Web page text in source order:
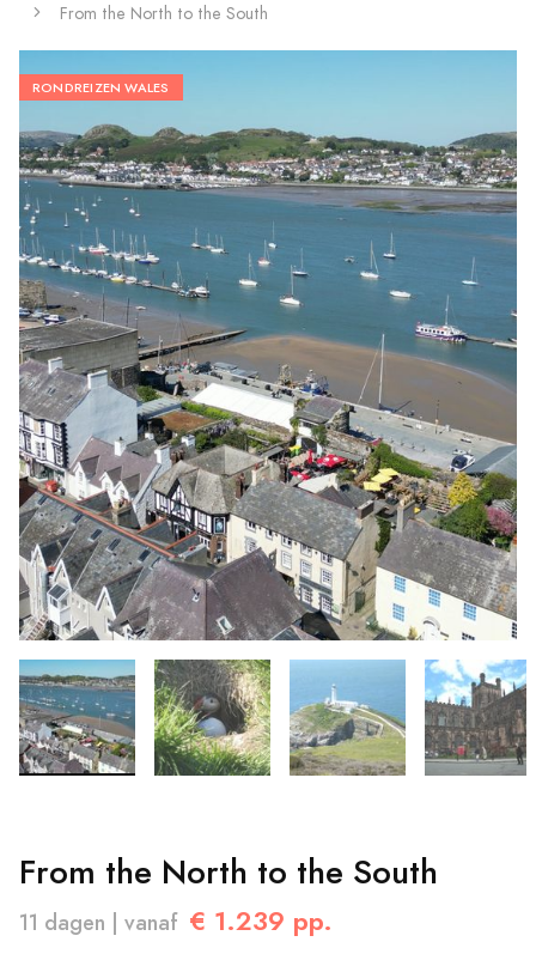
From the North to the South
RONDREIZEN WALES
From the North to the South
11 dagen | vanaf € 1.239 pp.